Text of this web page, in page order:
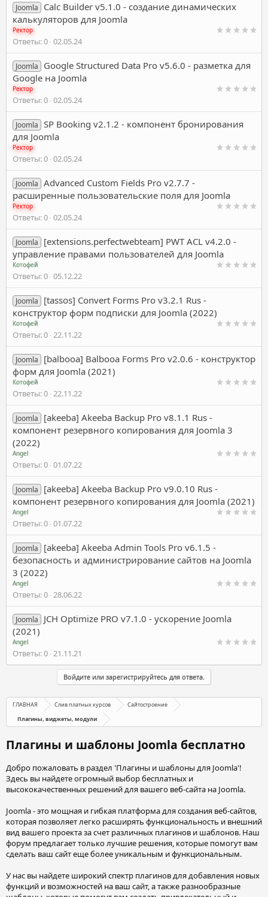
Joomla
Calc Builder v5.1.0 - создание динамических
калькуляторов для Joomla
Ректор
Ответы 0 02.05.24
Joomla
Google Structured Data Pro v5.6.0 - разметка для
Google на Joomla
Ректор
Ответы 0 02.05.24
Joomla
SP Booking v2.1.2 - компонент бронирования
для Joomla
Ректор
Ответы 0 02.05.24
Joomla
Advanced Custom Fields Pro v2.7.7 -
расширенные пользовательские поля для Joomla
Ректор
Ответы 0 02.05.24
Joomla
[extensions.perfectwebteam] PWT ACL v4.2.0 -
управление правами пользователей для Joomla
Котофей
Ответы 0 05.12.22
Joomla
[tassos] Convert Forms Pro v3.2.1 Rus -
конструктор форм подписки для Joomla (2022)
Котофей
Ответы 0 22.11.22
Joomla
[balbooa] Balbooa Forms Pro v2.0.6 - конструктор
форм для Joomla (2021)
Котофей
Ответы 0 22.11.22
Joomla
[akeeba] Akeeba Backup Pro v8.1.1 Rus -
компонент резервного копирования для Joomla 3
(2022)
Angel
Ответы 0 01.07.22
Joomla
[akeeba] Akeeba Backup Pro v9.0.10 Rus -
компонент резервного копирования для Joomla (2021)
Angel
Ответы 0 01.07.22
Joomla
[akeeba] Akeeba Admin Tools Pro v6.1.5 -
безопасность и администрирование сайтов на Joomla
3 (2022)
Angel
Ответы 0 28.06.22
Joomla
JCH Optimize PRO v7.1.0 - ускорение Joomla
(2021)
Angel
Ответы 0 21.11.21
Войдите или зарегистрируйтесь для ответа.
ГЛАВНАЯ Слив платных курсов
Сайтостроение
Плагины, виджеты, модули
Плагины и шаблоны Joomla бесплатно
Добро пожаловать в раздел 'Плагины и шаблоны для Joomla'!
Здесь вы найдете огромный выбор бесплатных и
высококачественных решений для вашего веб-сайта на Joomla.
Joomla - это мощная и гибкая платформа для создания веб-сайтов,
которая позволяет легко расширять функциональность и внешний
вид вашего проекта за счет различных плагинов и шаблонов. Наш
форум предлагает только лучшие решения, которые помогут вам
сделать ваш сайт еще более уникальным и функциональным.
У нас вы найдете широкий спектр плагинов для добавления новых
функций и возможностей на ваш сайт, а также разнообразные